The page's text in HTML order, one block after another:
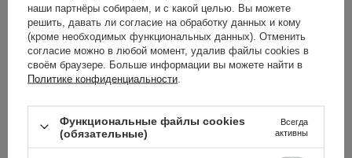
510,00 ГРН
408,00 ГРН
ДОБАВИТЬ В КОРЗИНУ
550,00 ГРН
440,00 ГРН
ДОБАВИТЬ В КОРЗИНУ
наши партнёры собираем, и с какой целью. Вы можете
решить, давать ли согласие на обработку данных и кому
(кроме необходимых функциональных данных). Отменить
согласие можно в любой момент, удалив файлы cookies в
своём браузере. Больше информации вы можете найти в
Политике конфиденциальности
Функциональные файлы cookies
(обязательные)
Всегда
активны